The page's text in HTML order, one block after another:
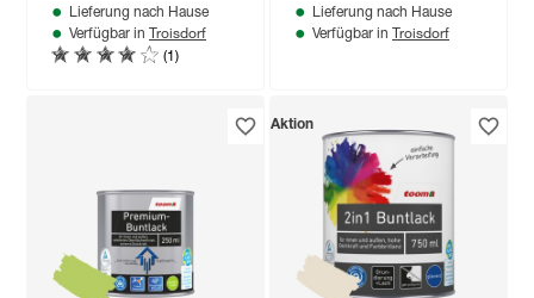
Lieferung nach Hause
Verfügbar in Troisdorf
(1)
Lieferung nach Hause
Verfügbar in Troisdorf
Aktion